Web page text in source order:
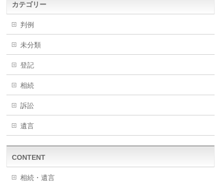
カテゴリー
判例
未分類
登記
相続
訴訟
遺言
CONTENT
相続・遺言